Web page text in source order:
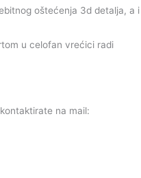
oštećenja 3d detalja, a i
u celofan vrećici radi
na mail: